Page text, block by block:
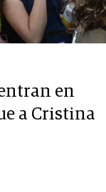
en
a Cristina